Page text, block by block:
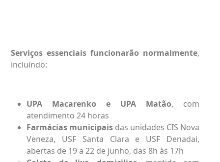
Serviços essenciais funcionarão normalmente,
incluindo:
UPA Macarenko e UPA Matão, com
atendimento 24 horas
Farmácias municipais das unidades CIS Nova
Veneza, USF Santa Clara e USF Denadai,
abertas de 19 a 22 de junho, das 8h às 17h